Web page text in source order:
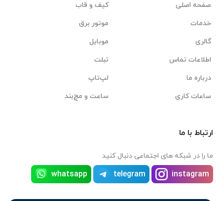
صفحه اصلی
خدمات
گالری
اطلاعات تماس
درباره ما
ساعات کاری
کیف و قاب
موتور برق
موبایل
تبلت
لپ‌تاپ
ساعت و مچ‌بند
ارتباط با ما
ما را در شبکه های اجتماعی دنبال کنید
instagram
telegram
whatsapp